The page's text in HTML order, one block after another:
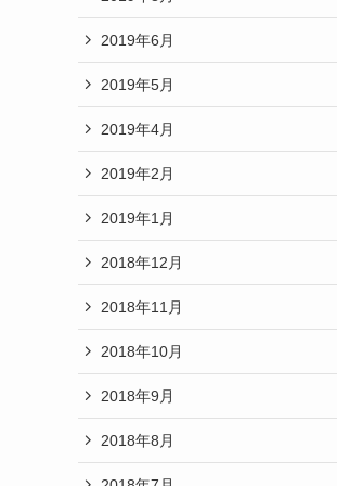
2019年6月
2019年5月
2019年4月
2019年2月
2019年1月
2018年12月
2018年11月
2018年10月
2018年9月
2018年8月